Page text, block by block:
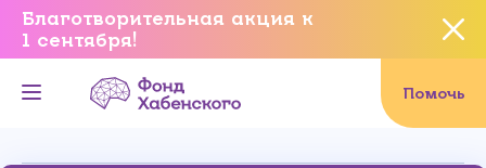
Благотворительная акция к
1 сентября!
Помочь
Вы уверены, что хотите
завершить данное событие?